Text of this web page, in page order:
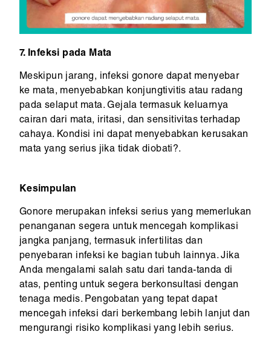
7. Infeksi pada Mata
Meskipun jarang, infeksi gonore dapat menyebar
ke mata, menyebabkan konjungtivitis atau radang
pada selaput mata. Gejala termasuk keluarnya
cairan dari mata, iritasi, dan sensitivitas terhadap
cahaya. Kondisi ini dapat menyebabkan kerusakan
mata yang serius jika tidak diobati?.
Kesimpulan
Gonore merupakan infeksi serius yang memerlukan
penanganan segera untuk mencegah komplikasi
jangka panjang, termasuk infertilitas dan
penyebaran infeksi ke bagian tubuh lainnya. Jika
Anda mengalami salah satu dari tanda-tanda di
atas, penting untuk segera berkonsultasi dengan
tenaga medis. Pengobatan yang tepat dapat
mencegah infeksi dari berkembang lebih lanjut dan
mengurangi risiko komplikasi yang lebih serius.